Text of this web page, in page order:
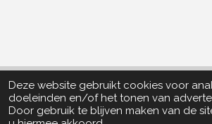
Deze website gebruikt cookies voor
doeleinden en/of het tonen van
Door gebruik te blijven maken van de
© 2022 - 2026 Particle Collector